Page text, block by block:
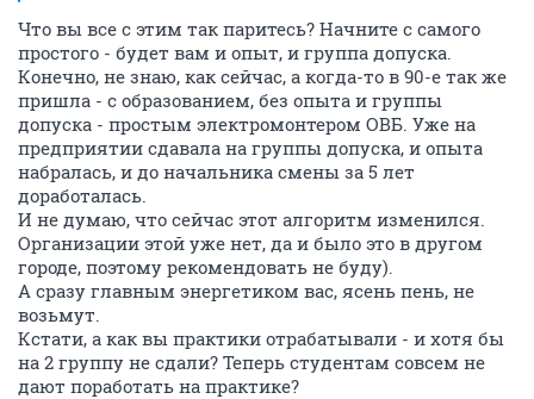
Что вы все с этим так паритесь? Начните с самого
простого - будет вам и опыт, и группа допуска.
Конечно, не знаю, как сейчас, а когда-то в 90-е так же
пришла - с образованием, без опыта и группы
допуска - простым электромонтером ОВБ. Уже на
предприятии сдавала на группы допуска, и опыта
набралась, и до начальника смены за 5 лет
доработалась.
И не думаю, что сейчас этот алгоритм изменился.
Организации этой уже нет, да и было это в другом
городе, поэтому рекомендовать не буду).
А сразу главным энергетиком вас, ясень пень, не
возьмут.
Кстати, а как вы практики отрабатывали - и хотя бы
на 2 группу не сдали? Теперь студентам совсем не
дают поработать на практике?